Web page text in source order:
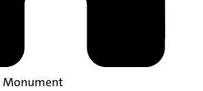
Monument